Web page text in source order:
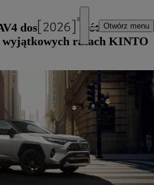
Otwórz menu
dostępna z krótkim
ratach KINTO